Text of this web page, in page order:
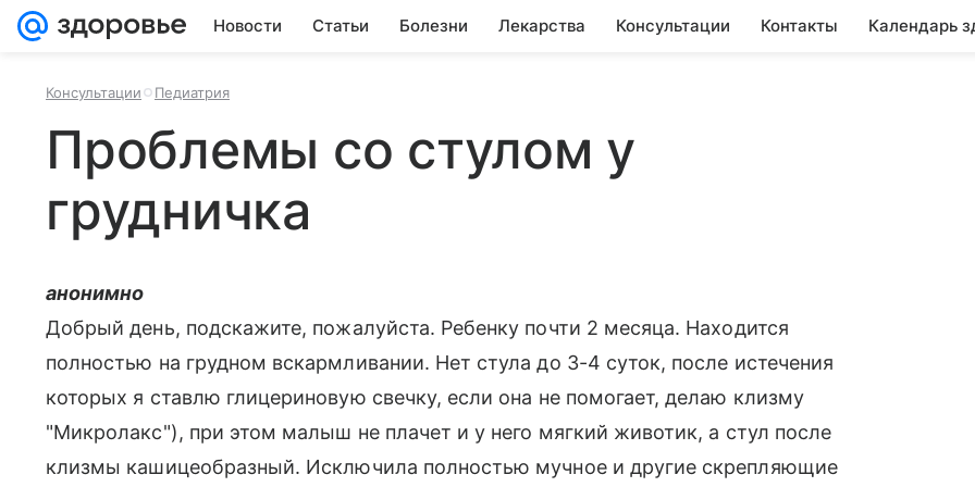
Новости Статьи Болезни Лекарства Консультации Контакты Календарь
Консультации Педиатрия
Проблемы со стулом у
грудничка
анонимно
Добрый день, подскажите, пожалуйста. Ребенку почти 2 месяца. Находится
полностью на грудном вскармливании. Нет стула до 3-4 суток, после истечения
которых я ставлю глицериновую свечку, если она не помогает, делаю клизму
"Микролакс"), при этом малыш не плачет и у него мягкий животик, а стул после
клизмы кашицеобразный. Исключила полностью мучное и другие скрепляющие